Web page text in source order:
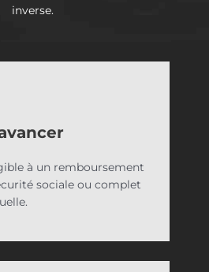
inverse.
à un remboursement
sociale ou complet